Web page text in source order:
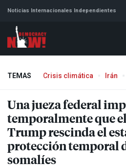
Noticias Internacionales Independientes
TEMAS Crisis climática Irán
Una jueza federal
temporalmente que
Trump rescinda el
protección temporal
somalíes